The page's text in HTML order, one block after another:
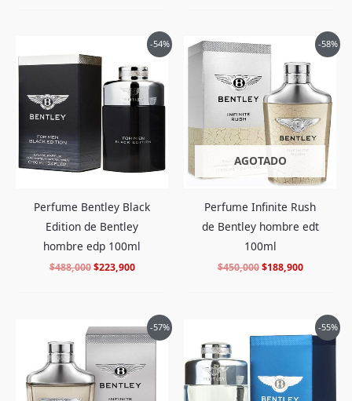
-54%
Perfume Bentley Black
Edition de Bentley
hombre edp 100ml
$488,000
precio
original
era:
$488,000.
$223,900
precio
actual
es:
$223,900.
-58%
AGOTADO
Perfume Infinite Rush
de Bentley hombre edt
100ml
$450,000
El
precio
original
era:
$450,000.
$188,900
precio
actual
es:
$188,900.
-57%
El
precio
era:
$470,000.
El
precio
es:
$199,900.
-55%
precio
original
$498,000.
precio
$219,900.